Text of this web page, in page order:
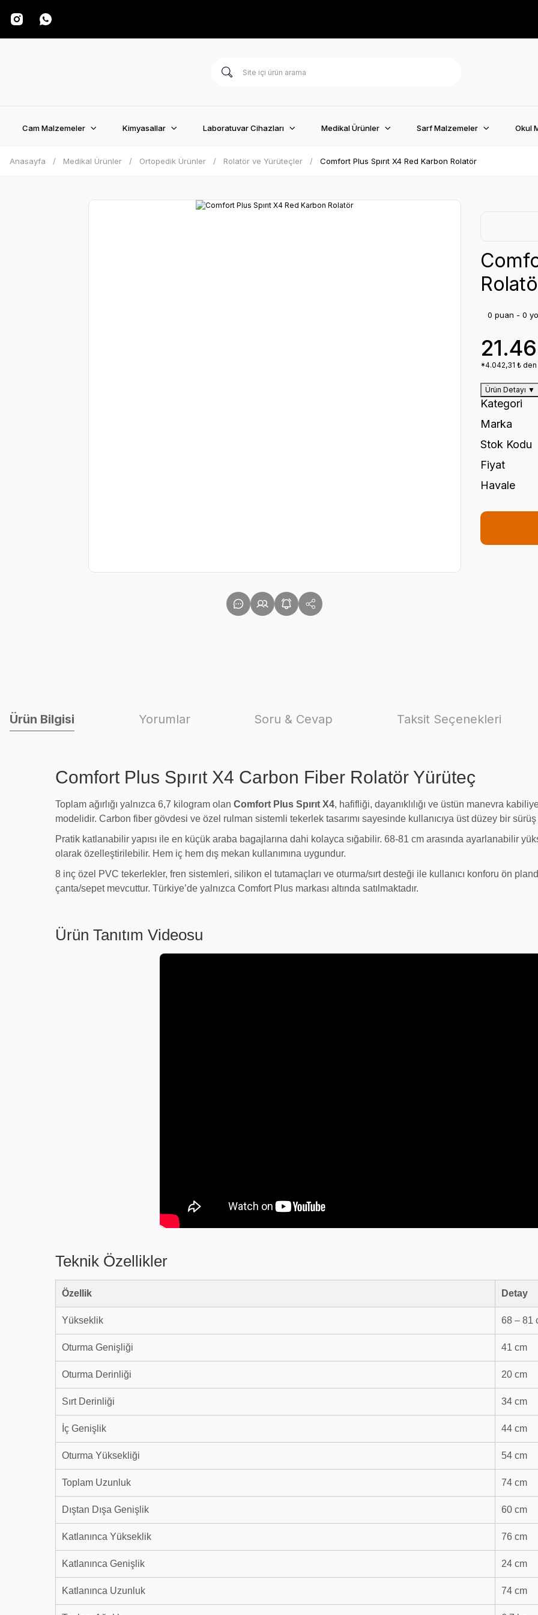
Cam Malzemeler Kimyasallar Laboratuvar Cihazları Medikal Ürünler Sarf Malzemeler Okul
Anasayfa Medikal Ürünler Ortopedik Ürünler Rolatör ve Yürüteçler Comfort Plus Spırıt X4 Red Karbon Rolatör
0 puan - 0
*4.042,31 ₺
Ürün Detayı ▼
Kategori
Marka
Stok Kodu
Fiyat
Havale
Ürün Bilgisi Yorumlar Soru & Cevap Taksit Seçenekleri
Comfort Plus Spırıt X4 Carbon Fiber Rolatör Yürüteç
Toplam ağırlığı yalnızca 6,7 kilogram olan Comfort Plus Spırıt X4, hafifliği, dayanıklılığı ve üstün manevra
modelidir. Carbon fiber gövdesi ve özel rulman sistemli tekerlek tasarımı sayesinde kullanıcıya üst düzey bir
Pratik katlanabilir yapısı ile en küçük araba bagajlarına dahi kolayca sığabilir. 68-81 cm arasında ayarlanabilir
olarak özelleştirilebilir. Hem iç hem dış mekan kullanımına uygundur.
8 inç özel PVC tekerlekler, fren sistemleri, silikon el tutamaçları ve oturma/sırt desteği ile kullanıcı konforu ön
çanta/sepet mevcuttur. Türkiye’de yalnızca Comfort Plus markası altında satılmaktadır.
Ürün Tanıtım Videosu
Teknik Özellikler
Özellik Detay
Yükseklik 68 – 81
Oturma Genişliği 41 cm
Oturma Derinliği 20 cm
Sırt Derinliği 34 cm
İç Genişlik 44 cm
Oturma Yüksekliği 54 cm
Toplam Uzunluk 74 cm
Dıştan Dışa Genişlik 60 cm
Katlanınca Yükseklik 76 cm
Katlanınca Genişlik 24 cm
Katlanınca Uzunluk 74 cm